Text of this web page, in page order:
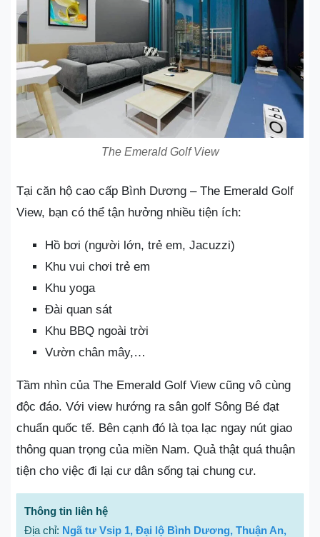
The Emerald Golf View
Tại căn hộ cao cấp Bình Dương – The Emerald Golf
View, bạn có thể tận hưởng nhiều tiện ích:
Hồ bơi (người lớn, trẻ em, Jacuzzi)
Khu vui chơi trẻ em
Khu yoga
Đài quan sát
Khu BBQ ngoài trời
Vườn chân mây,…
Tầm nhìn của The Emerald Golf View cũng vô cùng
độc đáo. Với view hướng ra sân golf Sông Bé đạt
chuẩn quốc tế. Bên cạnh đó là tọa lạc ngay nút giao
thông quan trọng của miền Nam. Quả thật quá thuận
tiện cho việc đi lại cư dân sống tại chung cư.
Thông tin liên hệ
Địa chỉ: Ngã tư Vsip 1, Đại lộ Bình Dương, Thuận An,